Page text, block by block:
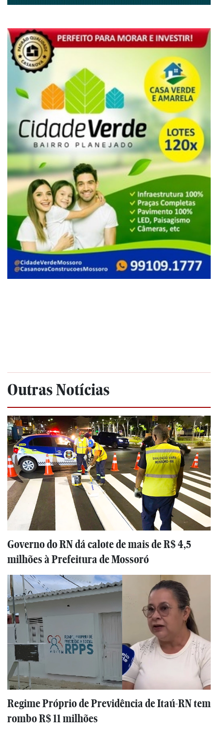
Outras Notícias
Governo do RN dá calote de mais de R$ 4,5
milhões à Prefeitura de Mossoró
Regime Próprio de Previdência de Itaú-RN tem
rombo R$ 11 milhões